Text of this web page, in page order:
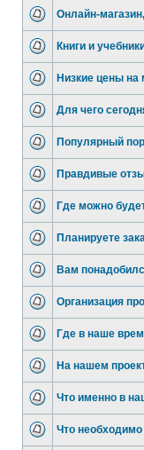
Онлайн-
Книги и
Низкие цены
Для чего
Популярный
Правдивые
Где можно
Планируете
Вам
Организация
Где в наше
На нашем
Что именно в
Что